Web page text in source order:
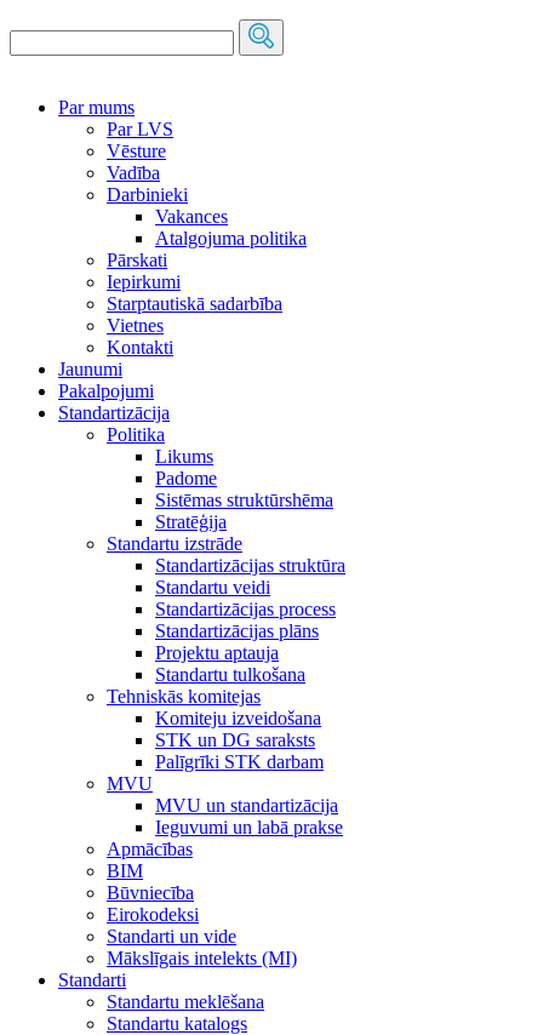
Par mums
Par LVS
Vēsture
Vadība
Darbinieki
Vakances
Atalgojuma politika
Pārskati
Iepirkumi
Starptautiskā sadarbība
Vietnes
Kontakti
Jaunumi
Pakalpojumi
Standartizācija
Politika
Likums
Padome
Sistēmas struktūrshēma
Stratēģija
Standartu izstrāde
Standartizācijas struktūra
Standartu veidi
Standartizācijas process
Standartizācijas plāns
Projektu aptauja
Standartu tulkošana
Tehniskās komitejas
Komiteju izveidošana
STK un DG saraksts
Palīgrīki STK darbam
MVU
MVU un standartizācija
Ieguvumi un labā prakse
Apmācības
BIM
Būvniecība
Eirokodeksi
Standarti un vide
Mākslīgais intelekts (MI)
Standarti
Standartu meklēšana
Standartu katalogs